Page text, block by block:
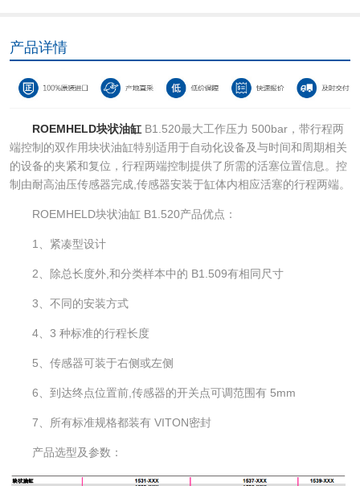
产品详情
ROEMHELD块状油缸 B1.520最大工作压力 500bar，带行程两
端控制的双作用块状油缸特别适用于自动化设备及与时间和周期相关
的设备的夹紧和复位，行程两端控制提供了所需的活塞位置信息。控
制由耐高油压传感器完成,传感器安装于缸体内相应活塞的行程两端。
ROEMHELD块状油缸 B1.520产品优点：
1、紧凑型设计
2、除总长度外,和分类样本中的 B1.509有相同尺寸
3、不同的安装方式
4、3 种标准的行程长度
5、传感器可装于右侧或左侧
6、到达终点位置前,传感器的开关点可调范围有 5mm
7、所有标准规格都装有 VITON密封
产品选型及参数：